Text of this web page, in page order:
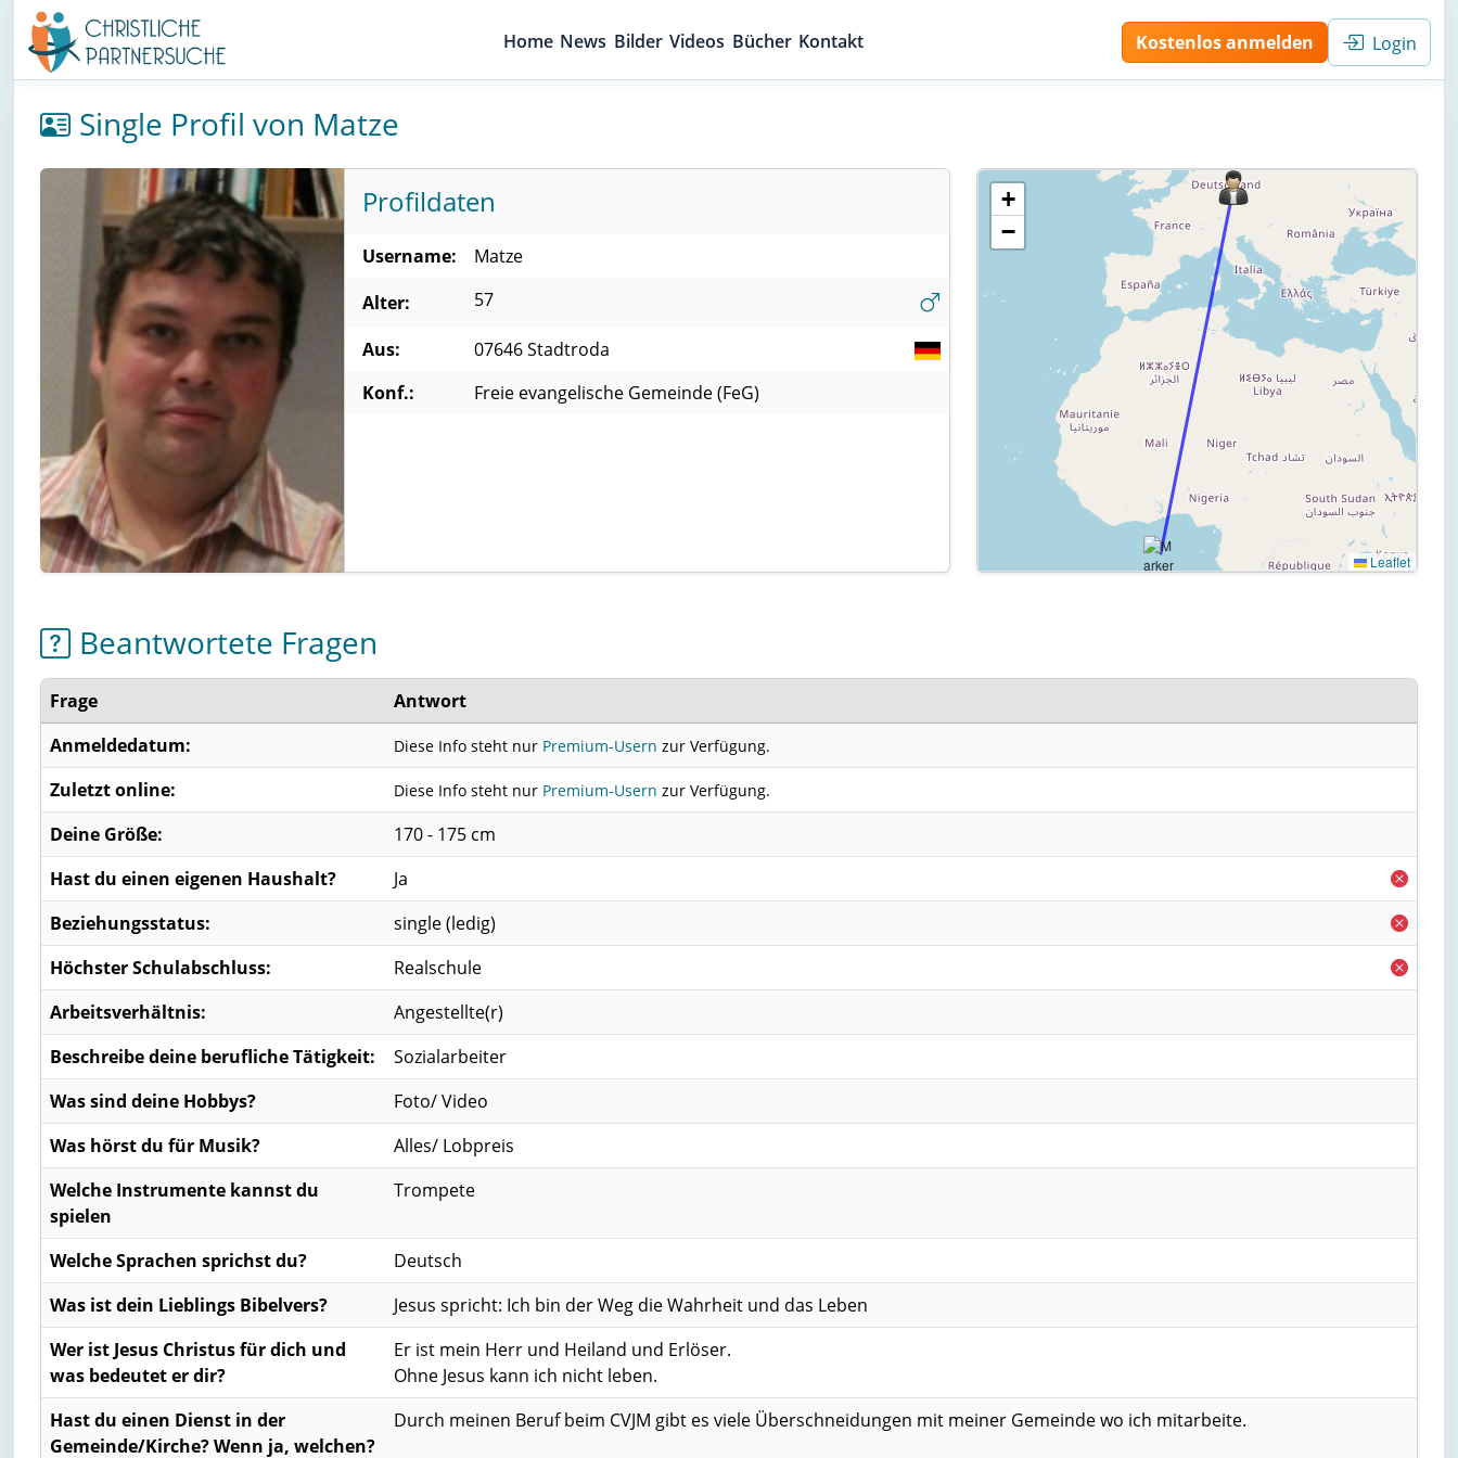
Home News Bilder Videos Bücher Kontakt Kostenlos anmelden Login
Single Profil von Matze
Profildaten
Username:
Matze
Alter:
57
Aus: 07646 Stadtroda
Konf.:
Freie evangelische Gemeinde (FeG)
+
−
Leaflet
Beantwortete Fragen
Frage
Antwort
Anmeldedatum:
Diese Info steht nur Premium-Usern zur Verfügung.
Zuletzt online: Diese Info steht nur Premium-Usern zur Verfügung.
Deine Größe:
170 - 175 cm
Hast du einen eigenen Haushalt?
Ja
Beziehungsstatus:
single (ledig)
Höchster Schulabschluss:
Realschule
Arbeitsverhältnis:
Angestellte(r)
Beschreibe deine berufliche Tätigkeit:
Sozialarbeiter
Was sind deine Hobbys?
Foto/ Video
Was hörst du für Musik?
Alles/ Lobpreis
Welche Instrumente kannst du
spielen
Trompete
Welche Sprachen sprichst du?
Deutsch
Was ist dein Lieblings Bibelvers?
Jesus spricht: Ich bin der Weg die Wahrheit und das Leben
Wer ist Jesus Christus für dich und
was bedeutet er dir?
Er ist mein Herr und Heiland und Erlöser.
Ohne Jesus kann ich nicht leben.
Hast du einen Dienst in der
Gemeinde/Kirche? Wenn ja, welchen?
Durch meinen Beruf beim CVJM gibt es viele Überschneidungen mit meiner Gemeinde wo ich mitarbeite.